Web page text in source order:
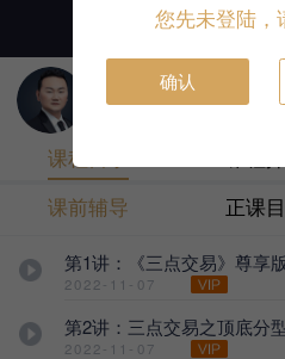
邹衍 |
课程目录
课前辅导
正课
第1讲：《三点交易》尊享
2022-11-07
第2讲：三点交易之顶底分
2022-11-07
您先未登陆，
确认